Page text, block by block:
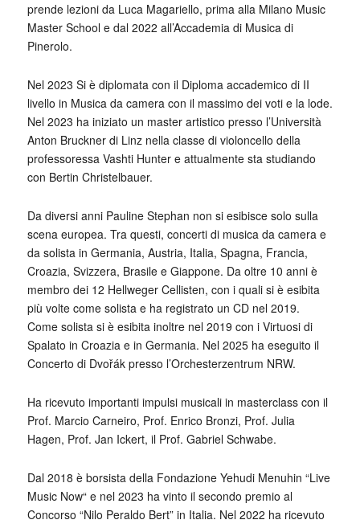
prende lezioni da Luca Magariello, prima alla Milano Music
Master School e dal 2022 all’Accademia di Musica di
Pinerolo.
Nel 2023 Si è diplomata con il Diploma accademico di II
livello in Musica da camera con il massimo dei voti e la lode.
Nel 2023 ha iniziato un master artistico presso l’Università
Anton Bruckner di Linz nella classe di violoncello della
professoressa Vashti Hunter e attualmente sta studiando
con Bertin Christelbauer.
Da diversi anni Pauline Stephan non si esibisce solo sulla
scena europea. Tra questi, concerti di musica da camera e
da solista in Germania, Austria, Italia, Spagna, Francia,
Croazia, Svizzera, Brasile e Giappone. Da oltre 10 anni è
membro dei 12 Hellweger Cellisten, con i quali si è esibita
più volte come solista e ha registrato un CD nel 2019.
Come solista si è esibita inoltre nel 2019 con i Virtuosi di
Spalato in Croazia e in Germania. Nel 2025 ha eseguito il
Concerto di Dvořák presso l’Orchesterzentrum NRW.
Ha ricevuto importanti impulsi musicali in masterclass con il
Prof. Marcio Carneiro, Prof. Enrico Bronzi, Prof. Julia
Hagen, Prof. Jan Ickert, il Prof. Gabriel Schwabe.
Dal 2018 è borsista della Fondazione Yehudi Menuhin “Live
Music Now“ e nel 2023 ha vinto il secondo premio al
Concorso “Nilo Peraldo Bert” in Italia. Nel 2022 ha ricevuto